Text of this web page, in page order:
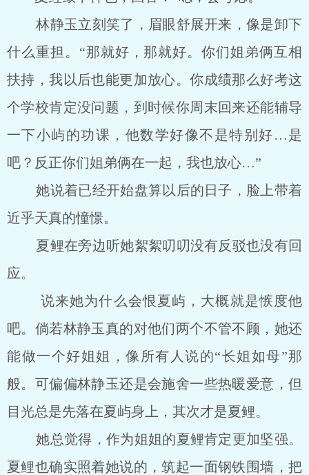
林静玉立刻笑了，眉眼舒展开来，像是卸下
什么重担。“那就好，那就好。你们姐弟俩互相
扶持，我以后也能更加放心。你成绩那么好考这
个学校肯定没问题，到时候你周末回来还能辅导
一下小屿的功课，他数学好像不是特别好…是
吧？反正你们姐弟俩在一起，我也放心…”
她说着已经开始盘算以后的日子，脸上带着
近乎天真的憧憬。
夏鲤在旁边听她絮絮叨叨没有反驳也没有回
应。
说来她为什么会恨夏屿，大概就是愱度他
吧。倘若林静玉真的对他们两个不管不顾，她还
能做一个好姐姐，像所有人说的“长姐如母”那
般。可偏偏林静玉还是会施舍一些热暖爱意，但
目光总是先落在夏屿身上，其次才是夏鲤。
她总觉得，作为姐姐的夏鲤肯定更加坚强。
夏鲤也确实照着她说的，筑起一面钢铁围墙，把